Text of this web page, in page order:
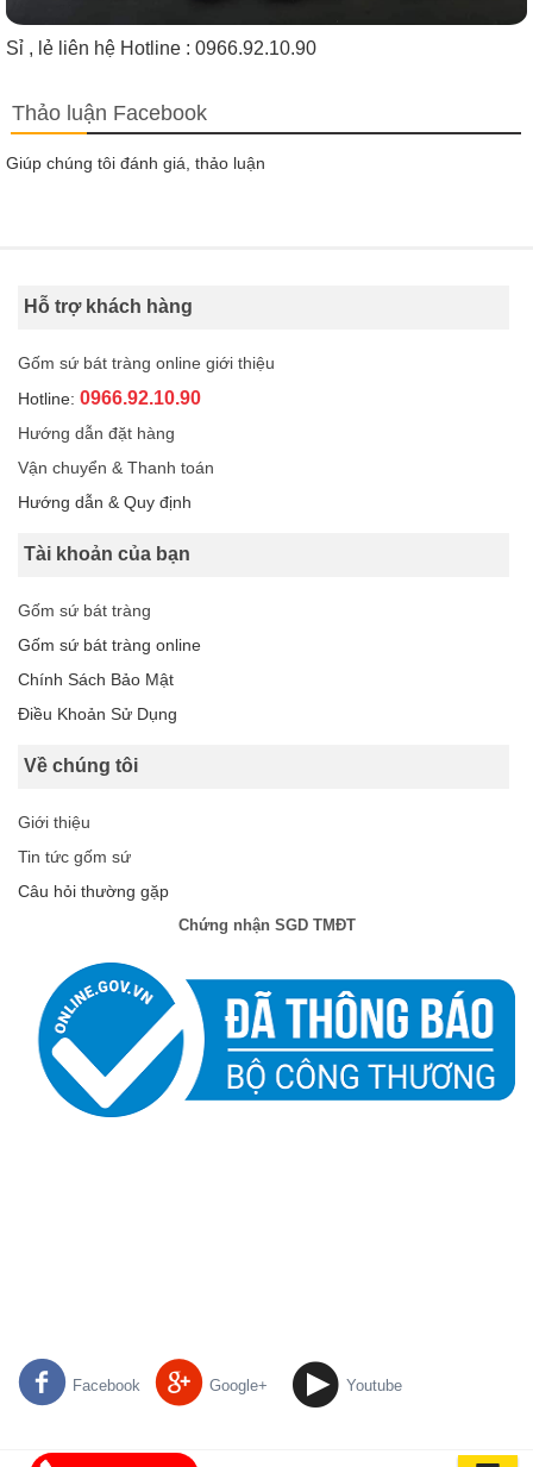
Sỉ , lẻ liên hệ Hotline : 0966.92.10.90
Thảo luận Facebook
Giúp chúng tôi đánh giá, thảo luận
Hỗ trợ khách hàng
Gốm sứ bát tràng online giới thiệu
Hotline: 0966.92.10.90
Hướng dẫn đặt hàng
Vận chuyển & Thanh toán
Hướng dẫn & Quy định
Tài khoản của bạn
Gốm sứ bát tràng
Gốm sứ bát tràng online
Chính Sách Bảo Mật
Điều Khoản Sử Dụng
Về chúng tôi
Giới thiệu
Tin tức gốm sứ
Câu hỏi thường gặp
Chứng nhận SGD TMĐT
Facebook Google+ Youtube